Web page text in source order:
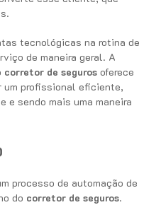
tecnológicas na rotina de
de maneira geral. A
corretor de seguros oferece
um profissional eficiente,
e sendo mais uma maneira
processo de automação de
do corretor de seguros.